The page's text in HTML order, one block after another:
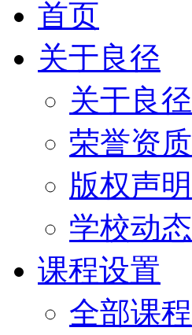
首页
关于良径
关于良径
荣誉资质
版权声明
学校动态
课程设置
全部课程